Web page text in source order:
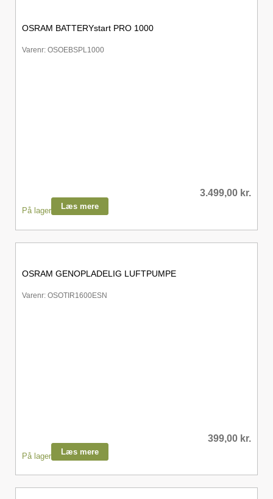
OSRAM BATTERYstart PRO 1000
Varenr: OSOEBSPL1000
3.499,00 kr.
På lager Læs mere
OSRAM GENOPLADELIG LUFTPUMPE
Varenr: OSOTIR1600ESN
399,00 kr.
På lager Læs mere